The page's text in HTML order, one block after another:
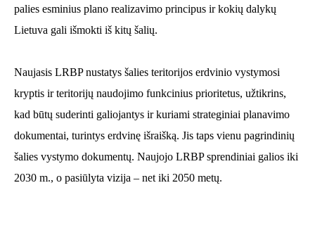
palies esminius plano realizavimo principus ir kokių dalykų
Lietuva gali išmokti iš kitų šalių.
Naujasis LRBP nustatys šalies teritorijos erdvinio vystymosi
kryptis ir teritorijų naudojimo funkcinius prioritetus, užtikrins,
kad būtų suderinti galiojantys ir kuriami strateginiai planavimo
dokumentai, turintys erdvinę išraišką. Jis taps vienu pagrindinių
šalies vystymo dokumentų. Naujojo LRBP sprendiniai galios iki
2030 m., o pasiūlyta vizija – net iki 2050 metų.